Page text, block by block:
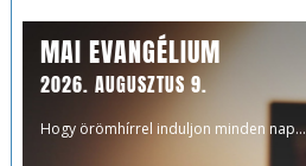
MAI EVANGÉLIUM
2026. AUGUSZTUS 9.
Hogy örömhírrel induljon minden nap...